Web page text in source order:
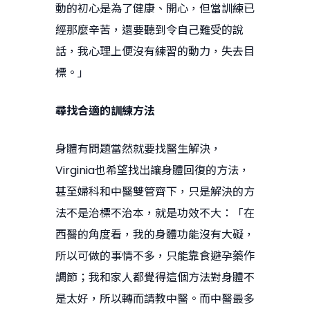
動的初心是為了健康、開心，但當訓練已
經那麼辛苦，還要聽到令自己難受的說
話，我心理上便沒有練習的動力，失去目
標。」
尋找合適的訓練方法
身體有問題當然就要找醫生解決，
Virginia也希望找出讓身體回復的方法，
甚至婦科和中醫雙管齊下，只是解決的方
法不是治標不治本，就是功效不大：「在
西醫的角度看，我的身體功能沒有大礙，
所以可做的事情不多，只能靠食避孕藥作
調節；我和家人都覺得這個方法對身體不
是太好，所以轉而請教中醫。而中醫最多